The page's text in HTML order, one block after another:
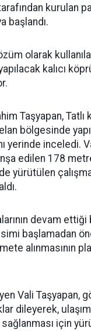
kurulan
başlandı.
olarak
kalıcı
Taşyapan, Tatlı
bölgesinde
yerinde inceledi.
edilen 178
yürütülen
devam ettiği
başlamadan
alınmasının
Vali Taşyapan,
dileyerek,
için